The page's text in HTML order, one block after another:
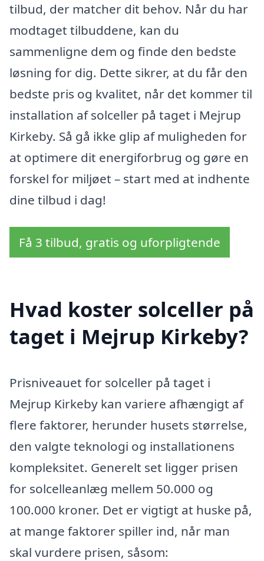
tilbud, der matcher dit behov. Når du har
modtaget tilbuddene, kan du
sammenligne dem og finde den bedste
løsning for dig. Dette sikrer, at du får den
bedste pris og kvalitet, når det kommer til
installation af solceller på taget i Mejrup
Kirkeby. Så gå ikke glip af muligheden for
at optimere dit energiforbrug og gøre en
forskel for miljøet – start med at indhente
dine tilbud i dag!
Få 3 tilbud, gratis og uforpligtende
Hvad koster solceller på
taget i Mejrup Kirkeby?
Prisniveauet for solceller på taget i
Mejrup Kirkeby kan variere afhængigt af
flere faktorer, herunder husets størrelse,
den valgte teknologi og installationens
kompleksitet. Generelt set ligger prisen
for solcelleanlæg mellem 50.000 og
100.000 kroner. Det er vigtigt at huske på,
at mange faktorer spiller ind, når man
skal vurdere prisen, såsom: